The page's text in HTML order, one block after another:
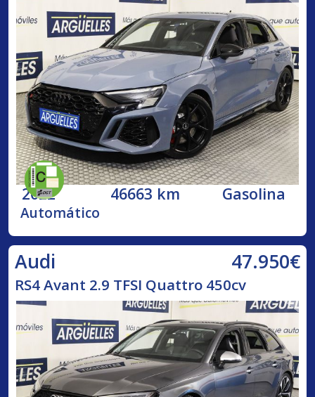
2022 46663 km Gasolina
Automático
Audi 47.950€
RS4 Avant 2.9 TFSI Quattro 450cv